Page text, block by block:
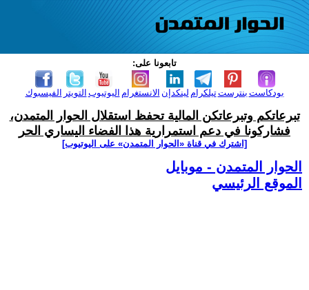
تابعونا على:
الفيسبوك التويتر اليوتيوب الانستغرام لينكدإن تيلكرامبنترست بودكاست
تبرعاتكم وتبرعاتكن المالية تحفظ استقلال الحوار المتمدن،
فشاركونا في دعم استمرارية هذا الفضاء اليساري الحر
[اشترك في قناة ‫«الحوار المتمدن» على اليوتيوب]
الحوار المتمدن - موبايل
الموقع الرئيسي